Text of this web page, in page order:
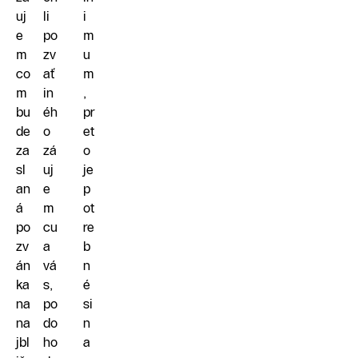
uj
e
m
co
m
bu
de
za
sl
an
á
po
zv
án
ka
na
na
jbl
li
po
zv
ať
in
éh
o
zá
uj
e
m
cu
a
vá
s,
po
do
ho
i
m
u
m
,
pr
et
o
je
p
ot
re
b
n
é
si
n
a